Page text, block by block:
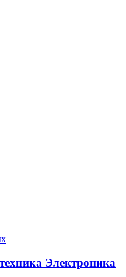
Электроника